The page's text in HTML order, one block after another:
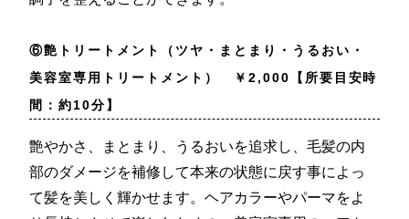
⑥艶トリートメント（ツヤ・まとまり・うるおい・
美容室専用トリートメント） ￥2,000【所要目安時
間：約10分】
艶やかさ、まとまり、うるおいを追求し、毛髪の内
部のダメージを補修して本来の状態に戻す事によっ
て髪を美しく輝かせます。ヘアカラーやパーマをよ